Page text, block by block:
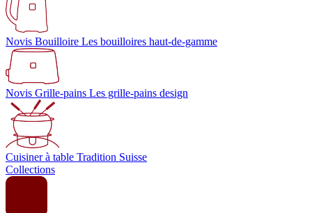
Novis Bouilloire Les bouilloires haut-de-gamme
Novis Grille-pains Les grille-pains design
Cuisiner à table Tradition Suisse
Collections